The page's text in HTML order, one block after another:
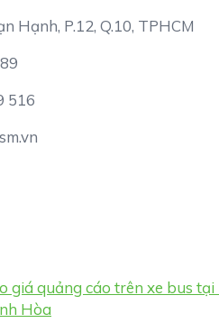
Hạnh, P.12, Q.10, TPHCM
516
giá quảng cáo trên xe bus tại
Hòa